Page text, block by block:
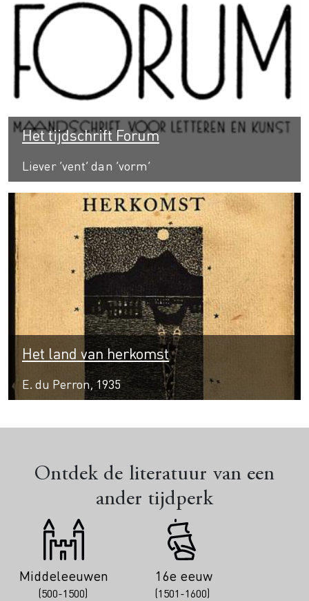
Het tijdschrift Forum
Liever ‘vent’ dan ‘vorm’
Het land van herkomst
E. du Perron, 1935
Ontdek de literatuur van een
ander tijdperk
Middeleeuwen
(500-1500)
16e eeuw
(1501-1600)